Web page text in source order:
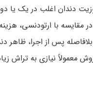
دندان اغلب در یک یا
در مقایسه با ارتودنسی،
پس از اجرا، ظاهر
معمولاً نیازی به تراش